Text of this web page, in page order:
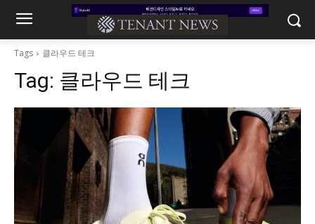
Tags 클라우드 테크
Tag: 클라우드 테크